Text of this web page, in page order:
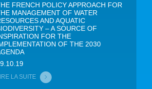
FRENCH POLICY APPROACH FOR
MANAGEMENT OF WATER
AND AQUATIC
– A SOURCE OF
FOR THE
OF THE 2030
LA SUITE